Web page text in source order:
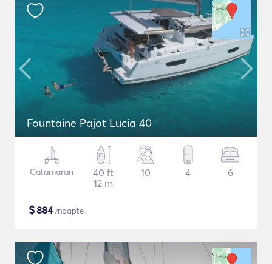
Fountaine Pajot Lucia 40
Catamaran
40 ft
12 m
10 4 6
$884/noapte